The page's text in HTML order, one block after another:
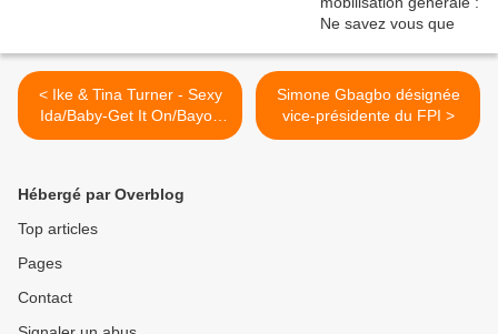
< Ike & Tina Turner - Sexy
Ida/Baby-Get It On/Bayou
Song - The Midnight
Simone Gbagbo désignée
vice-présidente du FPI >
Hébergé par Overblog
Top articles
Pages
Contact